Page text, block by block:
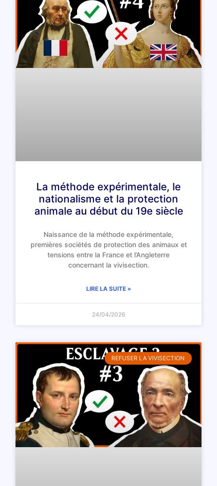
La méthode expérimentale, le
nationalisme et la protection
animale au début du 19e siècle
Naissance de la méthode expérimentale,
premières sociétés de protection des animaux et
tensions entre la France et l’Angleterre
concernant la vivisection.
LIRE LA SUITE »
24/04/2026
REFUSER LA VIVISECTION